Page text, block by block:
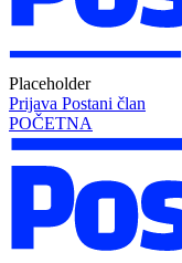
Placeholder
Prijava Postani član
POČETNA